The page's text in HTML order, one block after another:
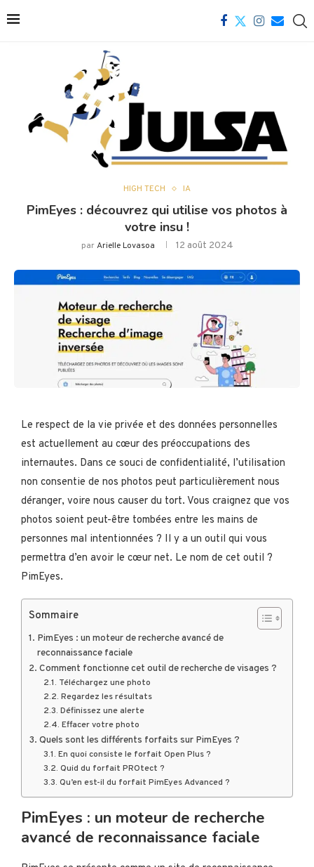
HIGH TECH IA
PimEyes : découvrez qui utilise vos photos à
votre insu !
parArielle Lovasoa 12 août 2024
Le respect de la vie privée et des données personnelles
est actuellement au cœur des préoccupations des
internautes. Dans ce souci de confidentialité, l’utilisation
non consentie de nos photos peut particulièrement nous
déranger, voire nous causer du tort. Vous craignez que vos
photos soient peut-être tombées entre les mains de
personnes mal intentionnées ? Il y a un outil qui vous
permettra d’en avoir le cœur net. Le nom de cet outil ?
PimEyes.
Sommaire
PimEyes : un moteur de recherche avancé de
reconnaissance faciale
Comment fonctionne cet outil de recherche de visages ?
Téléchargez une photo
Regardez les résultats
Définissez une alerte
Effacer votre photo
Quels sont les différents forfaits sur PimEyes ?
En quoi consiste le forfait Open Plus ?
Quid du forfait PROtect ?
Qu’en est-il du forfait PimEyes Advanced ?
PimEyes : un moteur de recherche
avancé de reconnaissance faciale